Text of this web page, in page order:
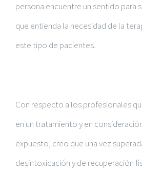
persona encuentre un sentido para
que entienda la necesidad de la
este tipo de pacientes.
Con respecto a los profesionales
en un tratamiento y en
expuesto, creo que una vez
desintoxicación y de recuperación